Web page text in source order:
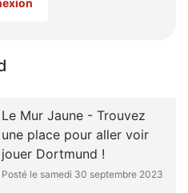
Le Mur Jaune - Trouvez
une place pour aller voir
jouer Dortmund !
Posté le samedi 30 septembre 2023